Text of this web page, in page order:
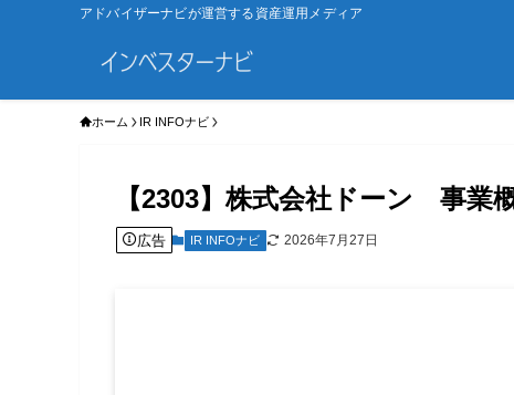
アドバイザーナビが運営する資産運用メディア
ホーム IR INFOナビ
【2303】株式会社ドーン 事業
広告 IR INFOナビ 2026年7月27日